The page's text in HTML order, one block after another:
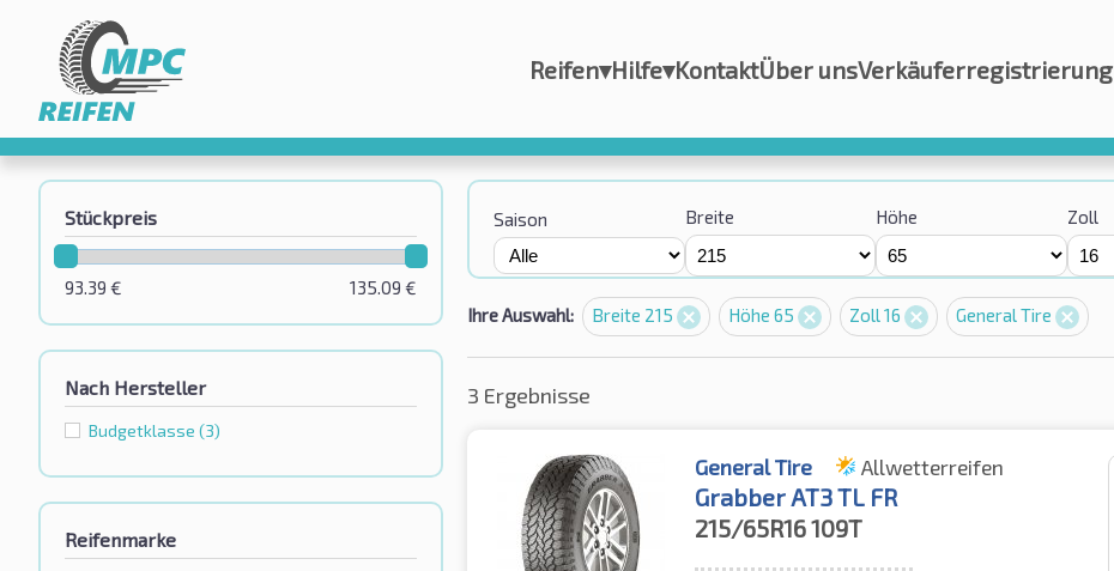
Reifen▾Hilfe▾KontaktÜber unsVerkäuferregistrierung
Stückpreis
135.09 €
93.39 €
Nach Hersteller
Budgetklassе (3)
Reifenmarke
Saison Breite Höhe Zoll
Ihre Auswahl: Breite 215 Höhe 65 Zoll 16 General Tire
3 Ergebnisse
General Tire Allwetterreifen
Grabber AT3 TL FR
215/65R16109T